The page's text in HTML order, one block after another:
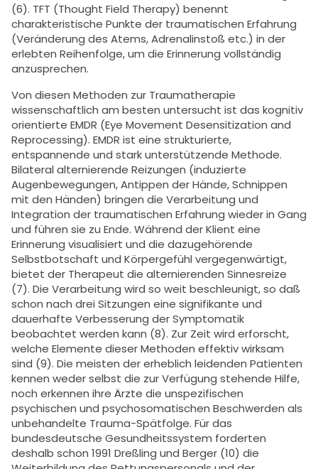
(6). TFT (Thought Field Therapy) benennt
charakteristische Punkte der traumatischen Erfahrung
(Veränderung des Atems, Adrenalinstoß etc.) in der
erlebten Reihenfolge, um die Erinnerung vollständig
anzusprechen.
Von diesen Methoden zur Traumatherapie
wissenschaftlich am besten untersucht ist das kognitiv
orientierte EMDR (Eye Movement Desensitization and
Reprocessing). EMDR ist eine strukturierte,
entspannende und stark unterstützende Methode.
Bilateral alternierende Reizungen (induzierte
Augenbewegungen, Antippen der Hände, Schnippen
mit den Händen) bringen die Verarbeitung und
Integration der traumatischen Erfahrung wieder in Gang
und führen sie zu Ende. Während der Klient eine
Erinnerung visualisiert und die dazugehörende
Selbstbotschaft und Körpergefühl vergegenwärtigt,
bietet der Therapeut die alternierenden Sinnesreize
(7). Die Verarbeitung wird so weit beschleunigt, so daß
schon nach drei Sitzungen eine signifikante und
dauerhafte Verbesserung der Symptomatik
beobachtet werden kann (8). Zur Zeit wird erforscht,
welche Elemente dieser Methoden effektiv wirksam
sind (9). Die meisten der erheblich leidenden Patienten
kennen weder selbst die zur Verfügung stehende Hilfe,
noch erkennen ihre Ärzte die unspezifischen
psychischen und psychosomatischen Beschwerden als
unbehandelte Trauma-Spätfolge. Für das
bundesdeutsche Gesundheitssystem forderten
deshalb schon 1991 Dreßling und Berger (10) die